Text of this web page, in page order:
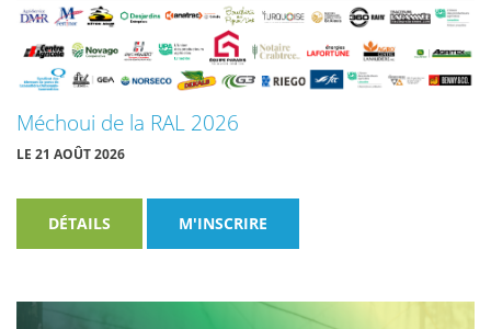
Méchoui de la RAL 2026
LE 21 AOÛT 2026
DÉTAILS M'INSCRIRE